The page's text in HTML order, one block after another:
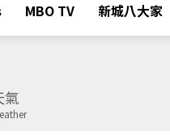
MBO TV 新城八大家
氣